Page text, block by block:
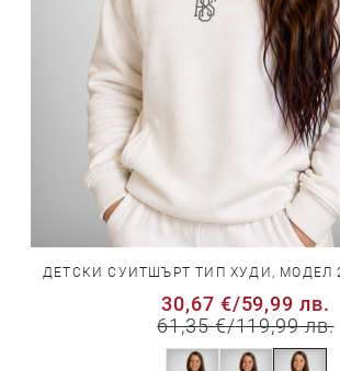
ДЕТСКИ СУИТШЪРТ ТИП ХУДИ, МОДЕЛ
30,67 €/59,99 лв.
61,35 €/119,99 лв.